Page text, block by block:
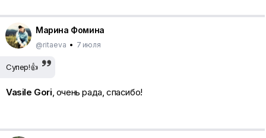
Марина Фомина
@ritaeva • 7 июля
Супер!👍
Vasile Gori, очень рада, спасибо!